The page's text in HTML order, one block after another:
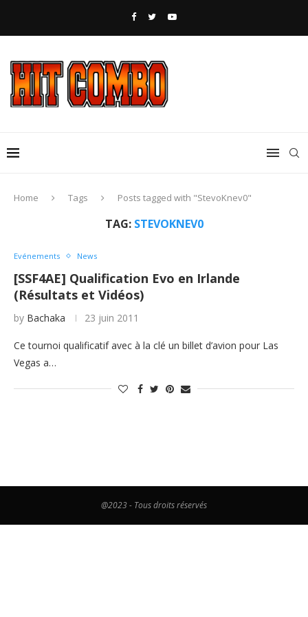
Home Tags Posts tagged with "StevoKnev0"
TAG: STEVOKNEV0
Evénements News
[SSF4AE] Qualification Evo en Irlande
(Résultats et Vidéos)
by Bachaka 23 juin 2011
Ce tournoi qualificatif avec à la clé un billet d’avion pour Las
Vegas a…
@2023 - Tous droits réservés